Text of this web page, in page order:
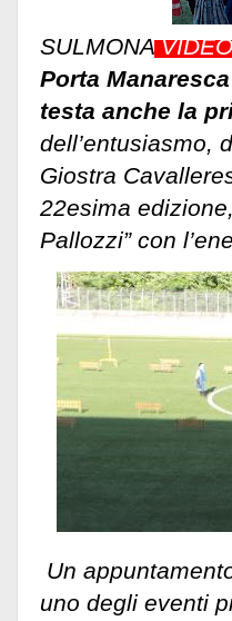
SULMONA
Porta
testa anche la
dell’entusiasmo,
Giostra
22esima
Pallozzi” con
Un
uno degli eventi